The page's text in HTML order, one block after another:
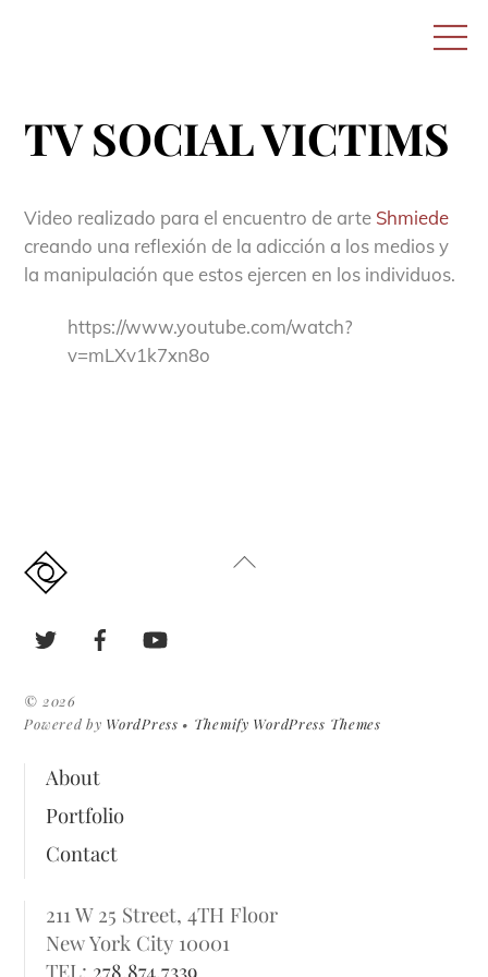
TV SOCIAL VICTIMS
Video realizado para el encuentro de arte Shmiede
creando una reflexión de la adicción a los medios y
la manipulación que estos ejercen en los individuos.
https://www.youtube.com/watch?
v=mLXv1k7xn8o
Back
Twitter Facebook
© 2026
Powered by WordPress • Themify WordPress Themes
About
Portfolio
Contact
211 W 25 Street, 4TH Floor
New York City 10001
TEL: 278.874.7339